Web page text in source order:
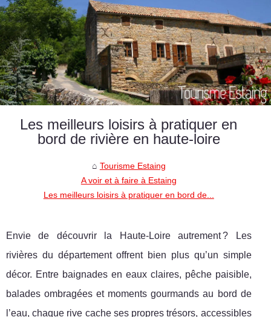
Les meilleurs loisirs à pratiquer en
bord de rivière en haute-loire
Tourisme Estaing
A voir et à faire à Estaing
Les meilleurs loisirs à pratiquer en bord de...
Envie de découvrir la Haute-Loire autrement ? Les
rivières du département offrent bien plus qu’un simple
décor. Entre baignades en eaux claires, pêche paisible,
balades ombragées et moments gourmands au bord de
l’eau, chaque rive cache ses propres trésors, accessibles